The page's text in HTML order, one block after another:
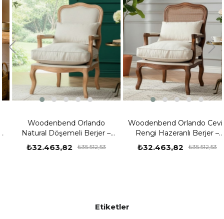
Woodenbend Orlando
Natural Döşemeli Berjer –
Kayın Ağacı İskeletli Kumaş
Sırtlı Modern İskandinav
₺32.463,82 ₺35.512,53
Woodenbend Orlando Ceviz
Rengi Hazeranlı Berjer –
Kayın Ağacı İskeletli
İskandinav Bohem Tekli
₺32.463,82 ₺35.512,53
Etiketler